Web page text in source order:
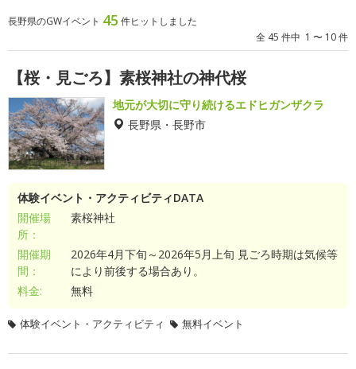
長野県のGWイベント 45 件ヒットしました
全 45 件中 1 〜 10 件
【桜・見ごろ】素桜神社の神代桜
地元が大切に守り続けるエドヒガンザクラ
長野県・長野市
体験イベント・アクティビティDATA
開催場
所：
素桜神社
開催期
間：
2026年4月下旬～2026年5月上旬 見ごろ時期は気候等
により前後する場合あり。
料金:
無料
体験イベント・アクティビティ 無料イベント